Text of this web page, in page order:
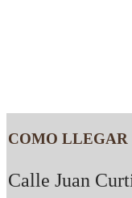
COMO LLEGAR
Calle Juan